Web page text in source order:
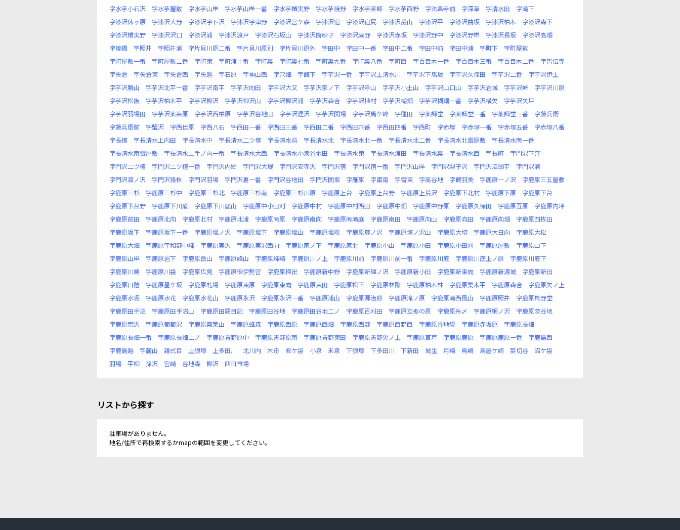
字水芋小石沢
字水芋屋敷 字水芋山岸 字水芋山岸一番 字水芋楢実野 字水芋焼野 字水芋薬師 字水芋西野 字法昌寺前 字深草 字清水田
字滝下
字漆沢休ヶ原
字漆沢大野 字漆沢宇ト沢 字漆沢宇津野 字漆沢宮ケ森 字漆沢宿 字漆沢宿尻 字漆沢岳山 字漆沢平 字漆沢曲坂 字漆沢柏木
字漆沢森下
字漆沢楢実野
字漆沢沢口 字漆沢浦 字漆沢渡戸 字漆沢石坂山 字漆沢筒砂子 字漆沢蕨野 字漆沢赤坂 字漆沢野中 字漆沢野岸 字漆沢長坂
字漆沢高畑
字焼橋
字照井 字照井浦 字片貝川原二番 字片貝川原別 字片貝川原外 字田中 字田中一番 字田中二番 字田中前 字田中浦 字町下
字町屋敷
字町屋敷一番
字町屋敷二番 字町東 字町浦十番 字町裏 字町裏七番 字町裏九番 字町裏八番 字町西 字百目木一番 字百目木三番 字百目木二番
字皆伝寺
字矢倉
字矢倉東 字矢倉西 字矢越 字石原 字神山西 字穴畑 字舘下 字芋沢一番 字芋沢上清水川 字芋沢下馬坂 字芋沢久保田 字芋沢二番
字芋沢伊上
字芋沢勝山
字芋沢北平一番 字芋沢南平 字芋沢向田 字芋沢大又 字芋沢家ノ下 字芋沢寺山 字芋沢小土山 字芋沢山口山 字芋沢岩城 字芋沢峠
字芋沢川原
字芋沢松阪
字芋沢柏木平 字芋沢柳沢 字芋沢柳沢山 字芋沢柳沢浦 字芋沢森合 字芋沢植村 字芋沢楜畑 字芋沢楜畑一番 字芋沢横欠
字芋沢矢坪
字芋沢羽場田
字芋沢薬莱原 字芋沢西柏原 字芋沢谷地田 字芋沢遅沢 字芋沢関場 字芋沢馬ケ峰 字蓬田 字薬師堂 字薬師堂一番 字薬師堂三番
字藤兵衛
字藤兵衛前
字蟹沢 字西佳原 字西八石 字西田一番 字西田三番 字西田二番 字西田六番 字西田四番 字西町 字赤塚 字赤塚一番 字赤塚五番
字赤塚八番
字長檀
字長清水上内田 字長清水中 字長清水二ツ塚 字長清水前 字長清水北 字長清水北一番 字長清水北二番 字長清水北雷屋敷
字長清水南一番
字長清水南雷屋敷
字長清水土手ノ内一番 字長清水大西 字長清水小泉谷地田 字長清水東 字長清水浦田 字長清水裏 字長清水西 字長町
字門沢下窪
字門沢二ツ檀
字門沢二ツ檀一番 字門沢内郷 字門沢大堤 字門沢安寺沢 字門沢宿 字門沢宿一番 字門沢山岸 字門沢梨子沢 字門沢沼頭平
字門沢浦
字門沢渡ノ沢
字門沢狢株 字門沢羽場 字門沢裏一番 字門沢谷地田 字門沢間坂 字雁原 字雷南 字雷東 字高谷地 字鶴羽美 字鹿原一ノ沢
字鹿原三五屋敷
字鹿原三杉
字鹿原三杉中 字鹿原三杉北 字鹿原三杉南 字鹿原三杉川原 字鹿原上台 字鹿原上台野 字鹿原上荒沢 字鹿原下北村 字鹿原下原
字鹿原下台
字鹿原下台野
字鹿原下川底 字鹿原下川底山 字鹿原中小田刈 字鹿原中村 字鹿原中村西田 字鹿原中畑 字鹿原中野原 字鹿原久保田 字鹿原互原
字鹿原内坪
字鹿原前田
字鹿原北向 字鹿原北村 字鹿原北浦 字鹿原南原 字鹿原南向 字鹿原南滝庭 字鹿原南田 字鹿原向山 字鹿原向田 字鹿原向畑
字鹿原四枚田
字鹿原坂下
字鹿原坂下一番 字鹿原堰ノ沢 字鹿原堰下 字鹿原堰山 字鹿原堰端 字鹿原塚ノ沢 字鹿原塚ノ沢山 字鹿原大切 字鹿原大日向
字鹿原大松
字鹿原大畑
字鹿原宇和野中峰 字鹿原実沢 字鹿原実沢西向 字鹿原家ノ下 字鹿原家北 字鹿原小山 字鹿原小田 字鹿原小田刈 字鹿原屋敷
字鹿原山下
字鹿原山岸
字鹿原岩下 字鹿原岳山 字鹿原峰山 字鹿原峰崎 字鹿原川ノ上 字鹿原川前 字鹿原川前一番 字鹿原川底 字鹿原川底上ノ原
字鹿原川底下
字鹿原川端
字鹿原川袋 字鹿原広見 字鹿原御伊勢宮 字鹿原掃出 字鹿原新中野 字鹿原新堰ノ沢 字鹿原新小田 字鹿原新東向 字鹿原新源城
字鹿原新田
字鹿原日陰
字鹿原昼ケ坂 字鹿原札場 字鹿原東原 字鹿原東向 字鹿原東田 字鹿原松下 字鹿原林際 字鹿原柏木林 字鹿原栗木平 字鹿原森合
字鹿原欠ノ上
字鹿原水堀
字鹿原水花 字鹿原水花山 字鹿原永沢 字鹿原永沢一番 字鹿原浦山 字鹿原源治郎 字鹿原滝ノ原 字鹿原滝西風山 字鹿原照井
字鹿原熊野堂
字鹿原田手沼
字鹿原田手沼山 字鹿原田羅目記 字鹿原田谷地 字鹿原田谷地二ノ 字鹿原百刈田 字鹿原立板の原 字鹿原糸〆 字鹿原網ノ沢
字鹿原茨谷地
字鹿原荒沢
字鹿原葡萄沢 字鹿原薬莱山 字鹿原蜂森 字鹿原西原 字鹿原西畑 字鹿原西野 字鹿原西野西 字鹿原谷地袋 字鹿原赤坂原
字鹿原長畑
字鹿原長畑一番
字鹿原長畑二ノ 字鹿原青野原中 字鹿原青野原南 字鹿原青野東田 字鹿原青野欠ノ上 字鹿原首戸 字鹿原鹿原 字鹿原鹿原一番
字鹿島西
字鹿島越
字麓山 雑式目 上狼塚 上多田川 北川内 木舟 君ケ袋 小泉 米泉 下狼塚 下多田川 下新田 城生 月崎 鳥嶋 鳥屋ケ崎 菜切谷
沼ケ袋
羽場
平柳 孫沢 宮崎 谷地森 柳沢 四日市場
リストから探す
駐車場がありません。
地名/住所で再検索するかmapの範囲を変更してください。